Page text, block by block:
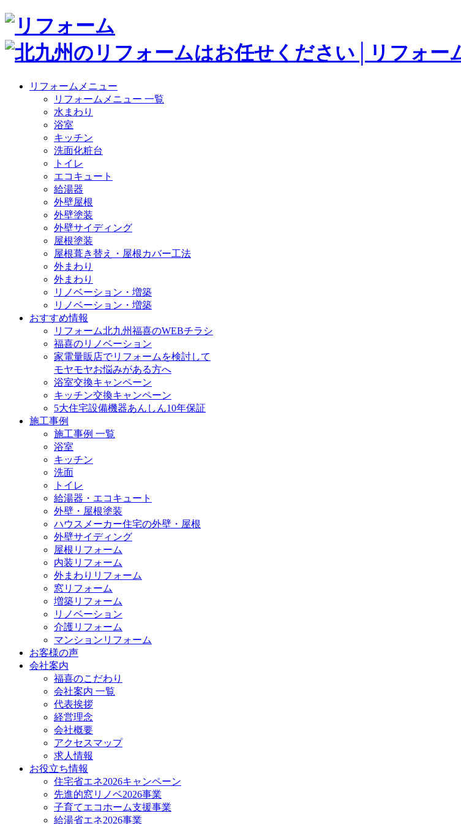
リフォームメニュー
リフォームメニュー 一覧
水まわり
浴室
キッチン
洗面化粧台
トイレ
エコキュート
給湯器
外壁屋根
外壁塗装
外壁サイディング
屋根塗装
屋根葺き替え・屋根カバー工法
外まわり
外まわり
リノベーション・増築
リノベーション・増築
おすすめ情報
リフォーム北九州福喜のWEBチラシ
福喜のリノベーション
家電量販店でリフォームを検討して
モヤモヤお悩みがある方へ
浴室交換キャンペーン
キッチン交換キャンペーン
5大住宅設備機器あんしん10年保証
施工事例
施工事例 一覧
浴室
キッチン
洗面
トイレ
給湯器・エコキュート
外壁・屋根塗装
ハウスメーカー住宅の外壁・屋根
外壁サイディング
屋根リフォーム
内装リフォーム
外まわりリフォーム
窓リフォーム
増築リフォーム
リノベーション
介護リフォーム
マンションリフォーム
お客様の声
会社案内
福喜のこだわり
会社案内 一覧
代表挨拶
経営理念
会社概要
アクセスマップ
求人情報
お役立ち情報
住宅省エネ2026キャンペーン
先進的窓リノベ2026事業
子育てエコホーム支援事業
給湯省エネ2026事業